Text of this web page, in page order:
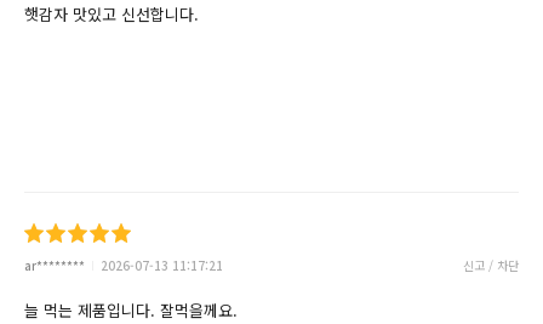
햇감자 맛있고 신선합니다.
ar******** 2026-07-13 11:17:21 신고 / 차단
늘 먹는 제품입니다. 잘먹을께요.